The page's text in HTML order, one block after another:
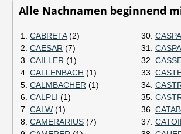
Alle Nachnamen beginnend
1. CABRETA(2)
2. CAESAR (7)
3. CAILLER (1)
4. CALLENBACH (1)
5. CALMBACHER (1)
6. CALPLI (1)
7. CALW (1)
8. CAMERARIUS (7)
30.
31.
32.
33.
34.
35.
36.
37.